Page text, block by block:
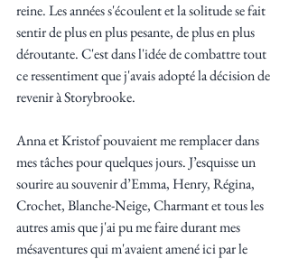
reine. Les années s'écoulent et la solitude se fait
sentir de plus en plus pesante, de plus en plus
déroutante. C'est dans l'idée de combattre tout
ce ressentiment que j'avais adopté la décision de
revenir à Storybrooke.
Anna et Kristof pouvaient me remplacer dans
mes tâches pour quelques jours. J’esquisse un
sourire au souvenir d’Emma, Henry, Régina,
Crochet, Blanche-Neige, Charmant et tous les
autres amis que j'ai pu me faire durant mes
mésaventures qui m'avaient amené ici par le